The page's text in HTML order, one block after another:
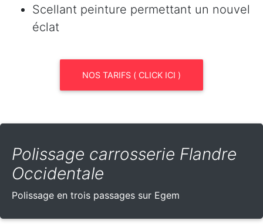
Scellant peinture permettant un nouvel
éclat
NOS TARIFS ( CLICK ICI )
Polissage carrosserie Flandre
Occidentale
Polissage en trois passages sur Egem